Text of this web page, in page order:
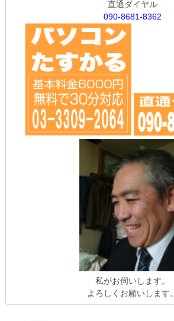
直通ダイヤル
090-8681-8362
私がお伺いします。
よろしくお願いします。